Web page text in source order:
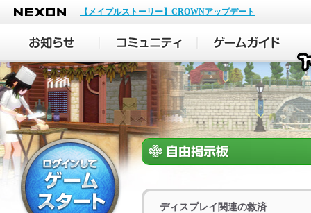
NEXON
【メイプルストーリー】CROWNアップデート
ディスプレイ関連の救済